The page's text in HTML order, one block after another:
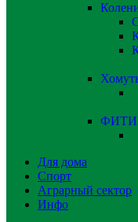
Для дома
Спорт
Аграрный сектор
Инфо